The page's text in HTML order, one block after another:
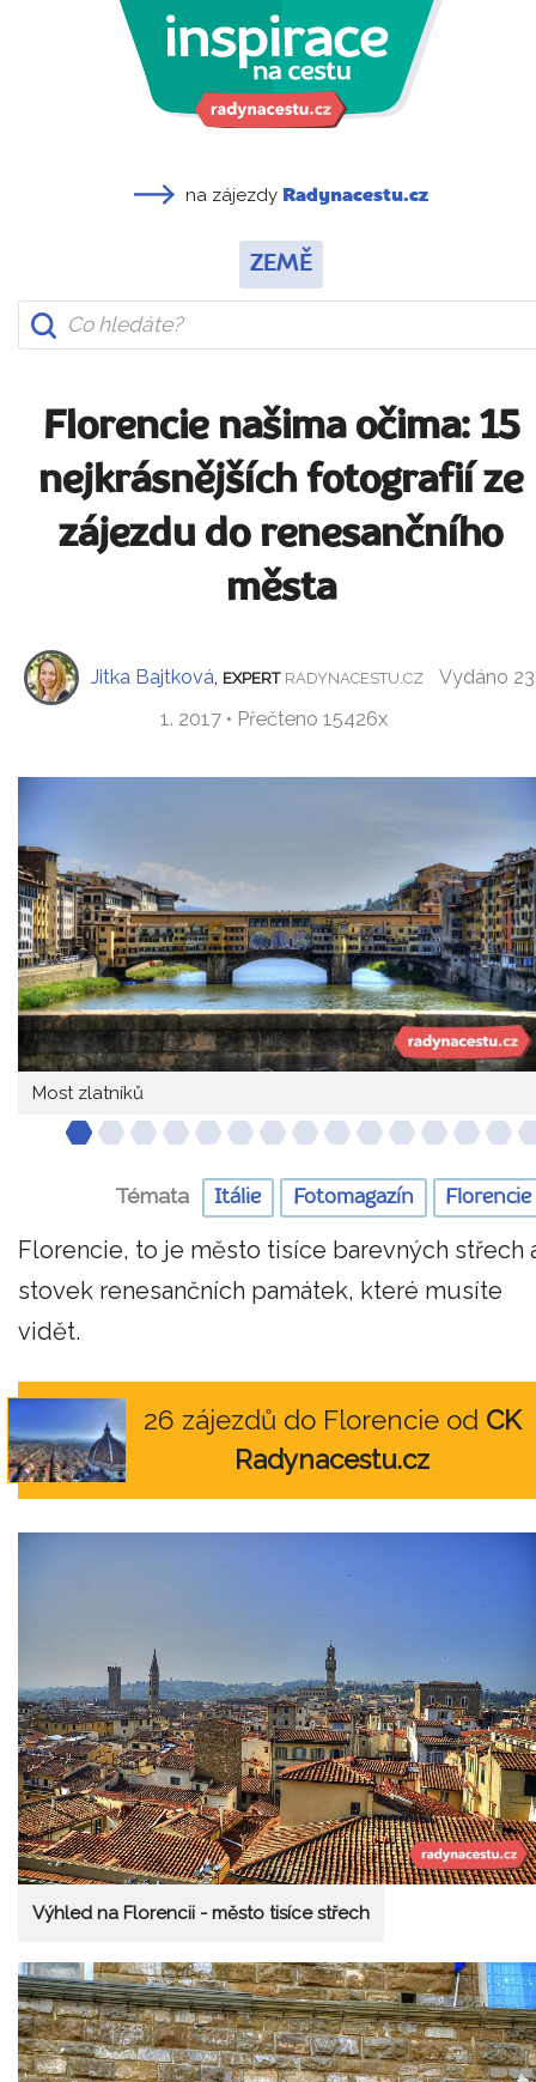
na zájezdy Radynacestu.cz
ZEMĚ
Florencie našima očima: 15
nejkrásnějších fotografií ze
zájezdu do renesančního
města
Jitka Bajtková EXPERT RADYNACESTU.CZ
Vydáno
1. 2017 • Přečteno 15426x
Most zlatníků
Témata Itálie Fotomagazín Florencie
Florencie, to je město tisíce barevných střech
stovek renesančních památek, které musíte
vidět.
26 zájezdů do Florencie od CK
Radynacestu.cz
Výhled na Florencii - město tisíce střech